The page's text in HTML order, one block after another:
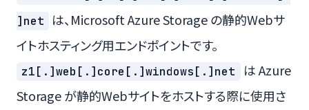
]net
は、Microsoft Azure Storage の静的Webサ
イトホスティング用エンドポイントです。
z1[.]web[.]core[.]windows[.]net
は Azure
Storage が静的Webサイトをホストする際に使用さ